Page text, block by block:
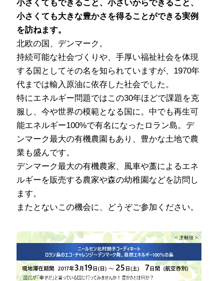
小さくてもできること、小さいからできること、
小さくても大きな豊かさを得ることができる実例
を訪ねます。
北欧の国、デンマーク。
持続可能な社会づくりや、手厚い福祉社会を体現
する国としてその名を知られていますが、1970年
代までは輸入原油に依存した社会でした。
特にエネルギー問題ではこの30年ほどで課題を克
服し、今や世界の模範となる国に。中でも再生可
能エネルギー100%で有名になったロラン島。デ
ンマーク最大の有機農園もあり、豊かな土地で農
業も盛んです。
デンマーク最大の有機農家、風車や藁によるエネ
ルギーを販売する農家や森の幼稚園などを訪問し
ます。
またとないこの機会に、どうぞご参加ください。